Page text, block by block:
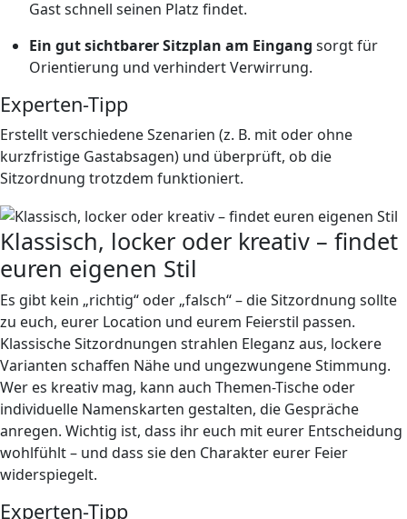
Gast schnell seinen Platz findet.
Ein gut sichtbarer Sitzplan am Eingang sorgt für
Orientierung und verhindert Verwirrung.
Experten-Tipp
Erstellt verschiedene Szenarien (z. B. mit oder ohne
kurzfristige Gastabsagen) und überprüft, ob die
Sitzordnung trotzdem funktioniert.
Klassisch, locker oder kreativ – findet
euren eigenen Stil
Es gibt kein „richtig“ oder „falsch“ – die Sitzordnung sollte
zu euch, eurer Location und eurem Feierstil passen.
Klassische Sitzordnungen strahlen Eleganz aus, lockere
Varianten schaffen Nähe und ungezwungene Stimmung.
Wer es kreativ mag, kann auch Themen-Tische oder
individuelle Namenskarten gestalten, die Gespräche
anregen. Wichtig ist, dass ihr euch mit eurer Entscheidung
wohlfühlt – und dass sie den Charakter eurer Feier
widerspiegelt.
Experten-Tipp